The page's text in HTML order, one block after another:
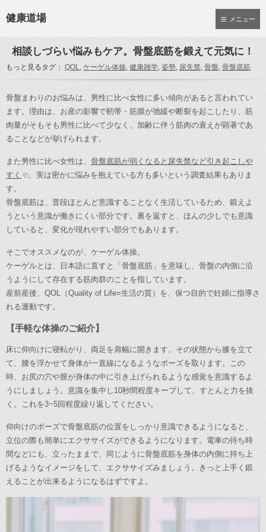
メニュー
健康道場
相談しづらい悩みもケア。骨盤底筋を鍛えて元気に！
もっと見るタグ： QOL, ケーゲル体操, 健康雑学, 姿勢, 尿失禁, 骨盤, 骨盤底筋
骨盤まわりのお悩みは、男性に比べ女性に多い傾向があると言われてい
ます。理由は、お産の影響で靭帯・筋膜が弛緩や断裂を起こしたり、筋
肉量がそもそも男性に比べて少なく、加齢に伴う筋肉の衰えが顕著であ
ることなどが挙げられます。
また男性に比べ女性は、 骨盤底筋が弱くなると尿失禁など引き起こしや
すく
、実は密かに悩みを抱えている方も多いという調査結果もありま
す。
骨盤底筋は、普段ほとんど意識することなく生活しているため、鍛えよ
うという意識が働きにくい部分です。裏を返すと、ほんの少しでも意識
していると、変化が現れやすい部分でもあります。
そこでオススメなのが、ケーゲル体操。
ケーゲルとは、日本語に直すと「骨盤底筋」を意味し、骨盤の内側に沿
うようにして存在する筋肉群のことを指しています。
産前産後、QOL（Quality of Life=生活の質）を、保つ目的で妊婦に指導さ
れる運動です。
【手軽な体操のご紹介】
床に仰向けに寝転がり、両足を肩幅に開きます。その状態から膝を立て
て、腰を浮かせて身体が一直線になるようなポーズを取ります。この
時、お尻の穴や膣が身体の中に引き上げられるような感覚を意識するよ
うにしましょう。意識を集中し10秒間程度キープして、すとんと力を抜
く。これを3~5回程度繰り返してください。
仰向けのポーズで骨盤底筋の位置をしっかり意識できるようになると、
立位の際も簡単にエクササイズができるようになります。電車の待ち時
間などにも、立ったままで、同じように骨盤底筋を身体の内側に持ち上
げるようなイメージをして、エクササイズみましょう。きっと上手く鍛
えることが出来るようになるはずですよ。